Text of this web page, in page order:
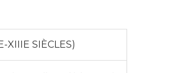
XIIIE SIÈCLES)